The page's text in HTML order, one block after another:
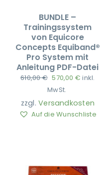
BUNDLE –
Trainingssystem
von Equicore
Concepts Equiband®
Pro System mit
Anleitung PDF-Datei
610,00€ Ursprünglicher
Preis
war:
610,00 €
570,00 € Aktueller
570,00 €.
inkl.
MwSt.
zzgl.Versandkosten
Auf die Wunschliste